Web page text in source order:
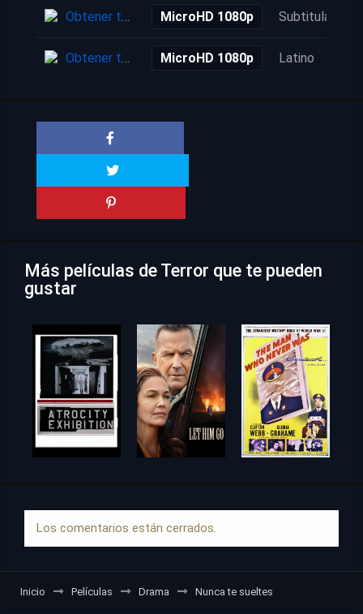
Obtener torrent MicroHD 1080p Subtitulada
Obtener torrent MicroHD 1080p Latino
Más películas de Terror que te pueden
gustar
Los comentarios están cerrados.
Inicio Películas Drama Nunca te sueltes